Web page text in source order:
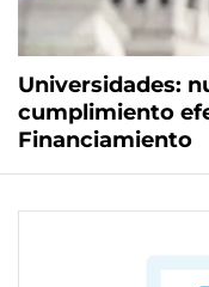
Universidades:
cumplimiento
Financiamiento